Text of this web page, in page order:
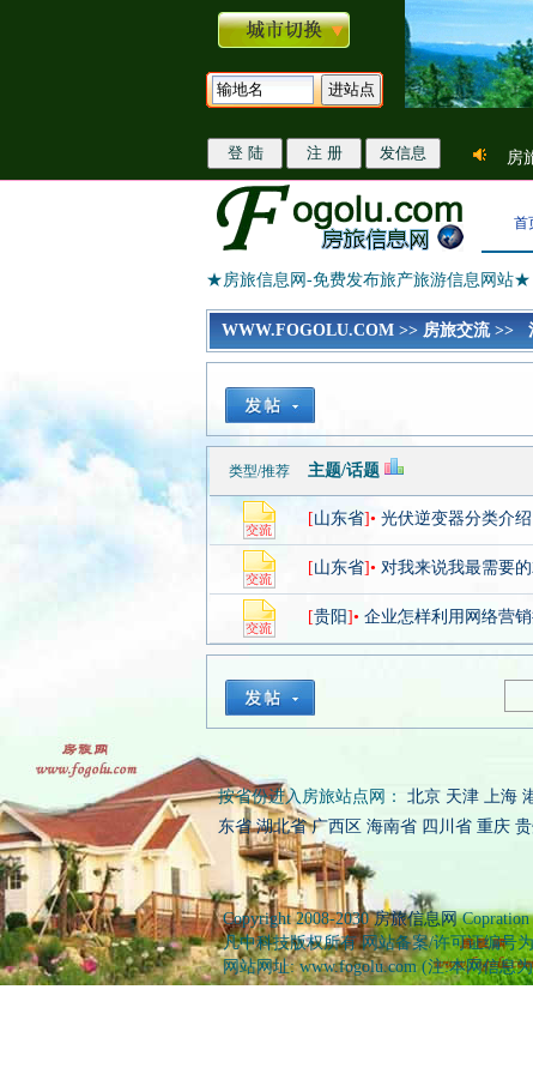
房
首
★房旅信息网-免费发布旅产旅游信息网站★
WWW.FOGOLU.COM >> 房旅交流>>
类型/推荐 主题/话题
[山东省]• 光伏逆变器分类介绍
[山东省]• 对我来说我最需要
[贵阳]• 企业怎样利用网络营销
按省份进入房旅站点网： 北京 天津 上海
东省 湖北省 广西区 海南省 四川省 重庆
Copyright 2008-2030房旅信息网Copration
凡中科技版权所有 网站备案/许可证编号为
网站网址: www.fogolu.com (注:本网信息